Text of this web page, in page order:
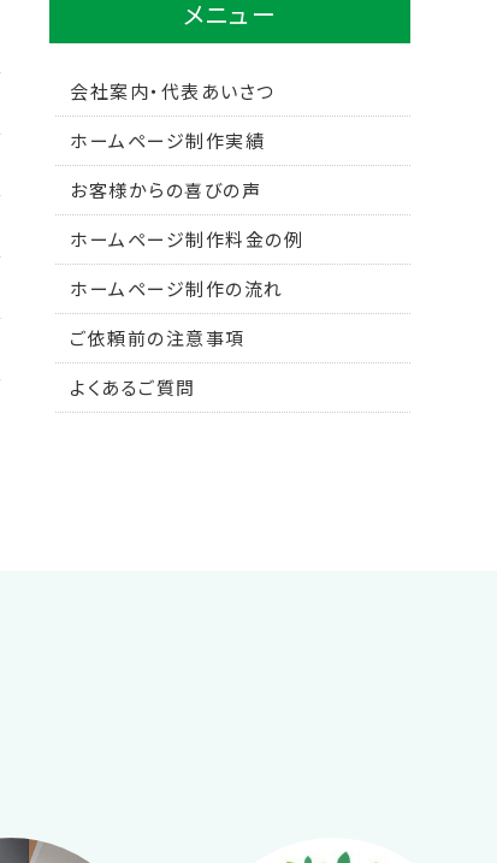
メニュー
会社案内・代表あいさつ
ホームページ制作実績
お客様からの喜びの声
ホームページ制作料金の例
ホームページ制作の流れ
ご依頼前の注意事項
よくあるご質問